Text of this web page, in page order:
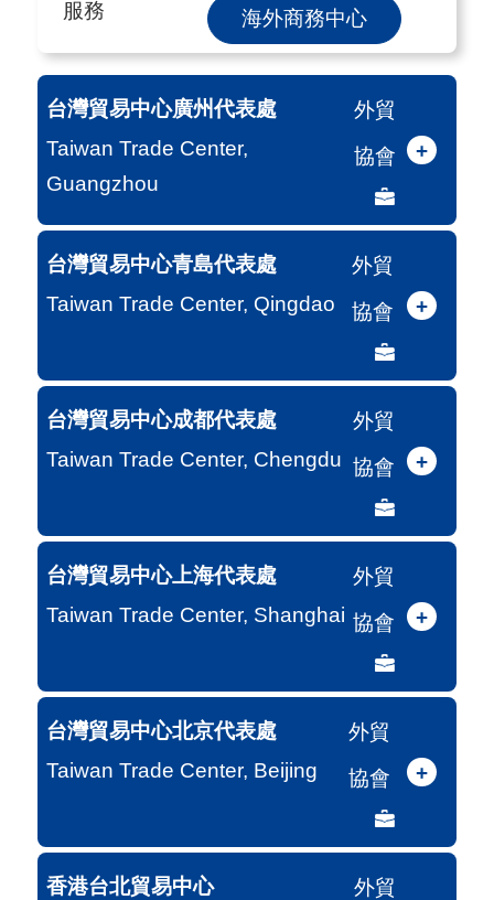
服務 海外商務中心
台灣貿易中心廣州代表處
Taiwan Trade Center,
Guangzhou
外貿
協會
+
台灣貿易中心青島代表處
Taiwan Trade Center, Qingdao
外貿
協會
+
台灣貿易中心成都代表處
Taiwan Trade Center, Chengdu
外貿
協會
+
台灣貿易中心上海代表處
Taiwan Trade Center, Shanghai
外貿
協會
+
台灣貿易中心北京代表處
Taiwan Trade Center, Beijing
外貿
協會
+
香港台北貿易中心
外貿